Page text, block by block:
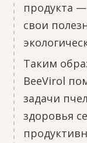
продукта
свои
Таким
BeeVirol
задачи
здоровья